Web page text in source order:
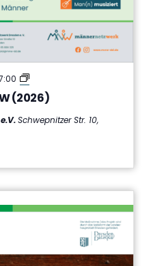
(2026)
MännerCafé
im
MNW
Schwepnitzer Str. 10,